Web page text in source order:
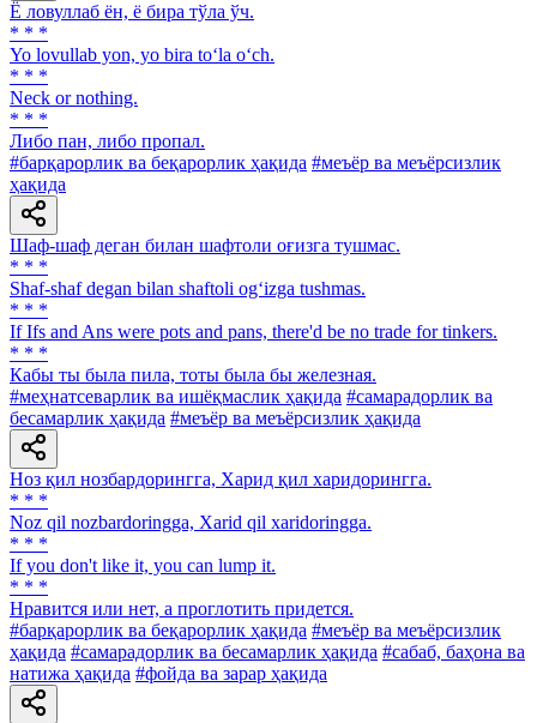
Ё ловуллаб ён, ё бира тўла ўч.
* * *
Yo lovullab yon, yo bira to‘la o‘ch.
* * *
Neck or nothing.
* * *
Либо пан, либо пропал.
#барқарорлик ва беқарорлик ҳақида #меъёр ва меъёрсизлик
ҳақида
Шаф-шаф деган билан шафтоли оғизга тушмас.
* * *
Shaf-shaf degan bilan shaftoli og‘izga tushmas.
* * *
If Ifs and Ans were pots and pans, there'd be no trade for tinkers.
* * *
Кабы ты была пила, тоты была бы железная.
#меҳнатсеварлик ва ишёқмаслик ҳақида #самарадорлик ва
бесамарлик ҳақида #меъёр ва меъёрсизлик ҳақида
Ноз қил нозбардорингга, Харид қил харидорингга.
* * *
Noz qil nozbardoringga, Xarid qil xaridoringga.
* * *
If you don't like it, you can lump it.
* * *
Нравится или нет, а проглотить придется.
#барқарорлик ва беқарорлик ҳақида #меъёр ва меъёрсизлик
ҳақида #самарадорлик ва бесамарлик ҳақида #сабаб, баҳона ва
натижа ҳақида #фойда ва зарар ҳақида